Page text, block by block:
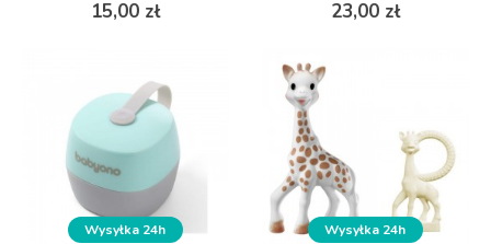
15,00 zł
Cena
15,00 zł
Cena 23,00 zł
Cena
DO KOSZYKA
23,00 zł
Cena
Wysyłka 24h
Wysyłka 24h Wysyłka 24h
Wysyłka 24h